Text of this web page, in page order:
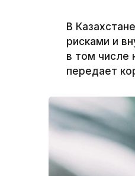
В
рисками и
в том числе
передает